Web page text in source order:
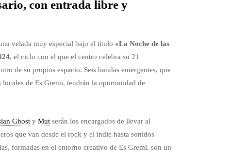
con entrada libre y
velada muy especial bajo el título «La Noche de las
, el ciclo con el que el centro celebra su 21
de su propios espacio. Seis bandas emergentes, que
de Es Gremi, tendrán la oportunidad de
Ghosty Mutserán los encargados de llevar al
que van desde el rock y el indie hasta sonidos
formadas en el entorno creativo de Es Gremi, son un